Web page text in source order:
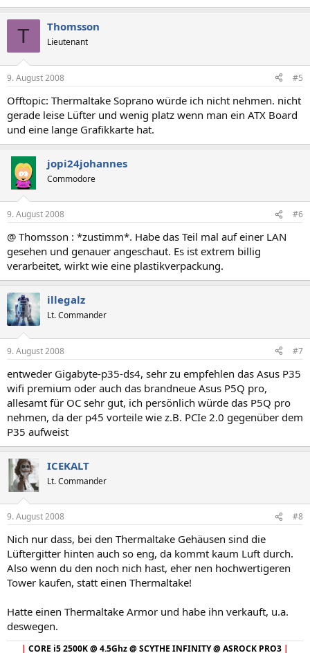
T Thomsson
Lieutenant
9. August 2008 #5
Offtopic: Thermaltake Soprano würde ich nicht nehmen. nicht
gerade leise Lüfter und wenig platz wenn man ein ATX Board
und eine lange Grafikkarte hat.
jopi24johannes
Commodore
9. August 2008 #6
@ Thomsson : *zustimm*. Habe das Teil mal auf einer LAN
gesehen und genauer angeschaut. Es ist extrem billig
verarbeitet, wirkt wie eine plastikverpackung.
illegalz
Lt. Commander
9. August 2008 #7
entweder Gigabyte-p35-ds4, sehr zu empfehlen das Asus P35
wifi premium oder auch das brandneue Asus P5Q pro,
allesamt für OC sehr gut, ich persönlich würde das P5Q pro
nehmen, da der p45 vorteile wie z.B. PCIe 2.0 gegenüber dem
P35 aufweist
ICEKALT
Lt. Commander
9. August 2008 #8
Nich nur dass, bei den Thermaltake Gehäusen sind die
Lüftergitter hinten auch so eng, da kommt kaum Luft durch.
Also wenn du den noch nich hast, eher nen hochwertigeren
Tower kaufen, statt einen Thermaltake!
Hatte einen Thermaltake Armor und habe ihn verkauft, u.a.
deswegen.
| CORE i5 2500K @ 4.5Ghz @ SCYTHE INFINITY @ ASROCK PRO3 |